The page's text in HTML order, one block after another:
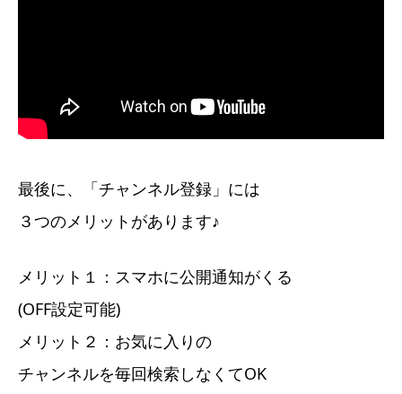
最後に、「チャンネル登録」には
３つのメリットがあります♪
メリット１：スマホに公開通知がくる
(OFF設定可能)
メリット２：お気に入りの
チャンネルを毎回検索しなくてOK